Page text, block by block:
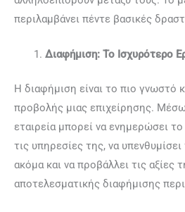
περιλαμβάνει πέντε βασικές
Διαφήμιση: Το Ισχυρότερο
Η διαφήμιση είναι το πιο γνωστό
προβολής μιας επιχείρησης.
εταιρεία μπορεί να ενημερώσει
τις υπηρεσίες της, να
ακόμα και να προβάλλει τις αξίες
αποτελεσματικής διαφήμισης